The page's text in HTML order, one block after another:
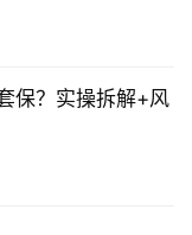
保？实操拆解+风